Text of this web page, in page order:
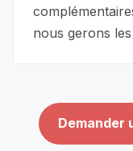
nous gerons
Demander